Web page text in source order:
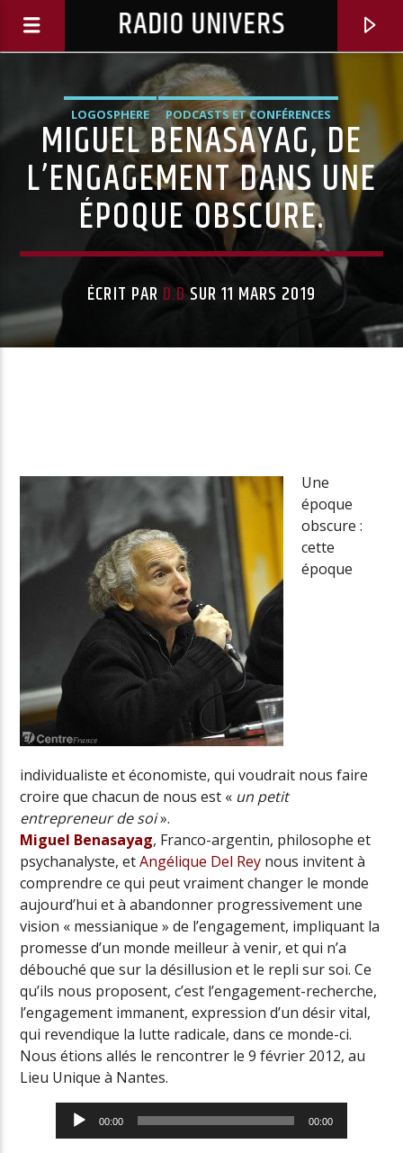
RADIO UNIVERS
Titre diffusé :
Radio Univers
LOGOSPHERE PODCASTS ET CONFÉRENCES
MIGUEL BENASAYAG, DE
L’ENGAGEMENT DANS UNE
ÉPOQUE OBSCURE.
ÉCRIT PAR D.D SUR 11 MARS 2019
Une
époque
obscure :
cette
époque
individualiste et économiste, qui voudrait nous faire
croire que chacun de nous est « un petit
entrepreneur de soi».
Miguel Benasayag, Franco-argentin, philosophe et
psychanalyste, etAngélique Del Rey nous invitent à
comprendre ce qui peut vraiment changer le monde
aujourd’hui et à abandonner progressivement une
vision « messianique » de l’engagement, impliquant la
promesse d’un monde meilleur à venir, et qui n’a
débouché que sur la désillusion et le repli sur soi. Ce
qu’ils nous proposent, c’est l’engagement-recherche,
l’engagement immanent, expression d’un désir vital,
qui revendique la lutte radicale, dans ce monde-ci.
Nous étions allés le rencontrer le 9 février 2012, au
Lieu Unique à Nantes.
Lecteur
audio
00:00 00:00